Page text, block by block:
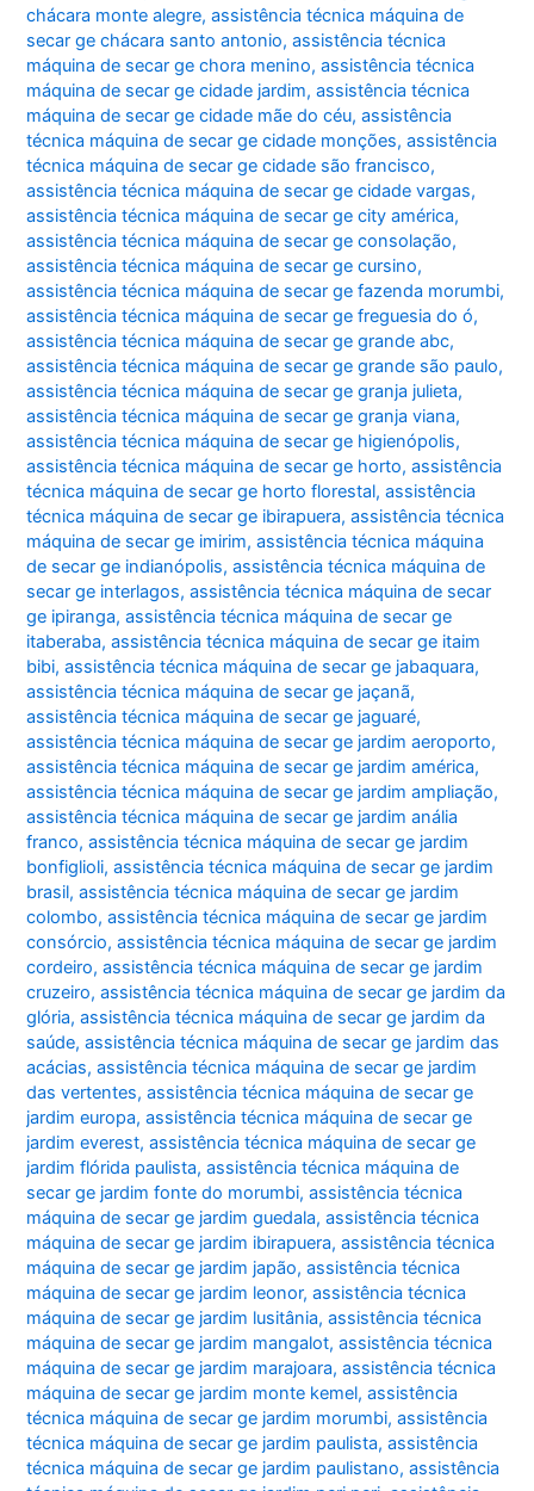
chácara monte alegre,assistência técnica máquina de
secar ge chácara santo antonio,assistência técnica
máquina de secar ge chora menino,assistência técnica
máquina de secar ge cidade jardim,assistência técnica
máquina de secar ge cidade mãe do céu,assistência
técnica máquina de secar ge cidade monções,assistência
técnica máquina de secar ge cidade são francisco,
assistência técnica máquina de secar ge cidade vargas,
assistência técnica máquina de secar ge city américa,
assistência técnica máquina de secar ge consolação,
assistência técnica máquina de secar ge cursino,
assistência técnica máquina de secar ge fazenda morumbi,
assistência técnica máquina de secar ge freguesia do ó,
assistência técnica máquina de secar ge grande abc,
assistência técnica máquina de secar ge grande são paulo,
assistência técnica máquina de secar ge granja julieta,
assistência técnica máquina de secar ge granja viana,
assistência técnica máquina de secar ge higienópolis,
assistência técnica máquina de secar ge horto,assistência
técnica máquina de secar ge horto florestal,assistência
técnica máquina de secar ge ibirapuera,assistência técnica
máquina de secar ge imirim,assistência técnica máquina
de secar ge indianópolis,assistência técnica máquina de
secar ge interlagos,assistência técnica máquina de secar
ge ipiranga,assistência técnica máquina de secar ge
itaberaba,assistência técnica máquina de secar ge itaim
bibi,assistência técnica máquina de secar ge jabaquara,
assistência técnica máquina de secar ge jaçanã,
assistência técnica máquina de secar ge jaguaré,
assistência técnica máquina de secar ge jardim aeroporto,
assistência técnica máquina de secar ge jardim américa,
assistência técnica máquina de secar ge jardim ampliação,
assistência técnica máquina de secar ge jardim anália
franco,assistência técnica máquina de secar ge jardim
bonfiglioli,assistência técnica máquina de secar ge jardim
brasil,assistência técnica máquina de secar ge jardim
colombo,assistência técnica máquina de secar ge jardim
consórcio,assistência técnica máquina de secar ge jardim
cordeiro,assistência técnica máquina de secar ge jardim
cruzeiro,assistência técnica máquina de secar ge jardim da
glória,assistência técnica máquina de secar ge jardim da
saúde,assistência técnica máquina de secar ge jardim das
acácias,assistência técnica máquina de secar ge jardim
das vertentes,assistência técnica máquina de secar ge
jardim europa,assistência técnica máquina de secar ge
jardim everest,assistência técnica máquina de secar ge
jardim flórida paulista,assistência técnica máquina de
secar ge jardim fonte do morumbi,assistência técnica
máquina de secar ge jardim guedala,assistência técnica
máquina de secar ge jardim ibirapuera,assistência técnica
máquina de secar ge jardim japão,assistência técnica
máquina de secar ge jardim leonor,assistência técnica
máquina de secar ge jardim lusitânia,assistência técnica
máquina de secar ge jardim mangalot,assistência técnica
máquina de secar ge jardim marajoara,assistência técnica
máquina de secar ge jardim monte kemel,assistência
técnica máquina de secar ge jardim morumbi,assistência
técnica máquina de secar ge jardim paulista,assistência
técnica máquina de secar ge jardim paulistano,assistência